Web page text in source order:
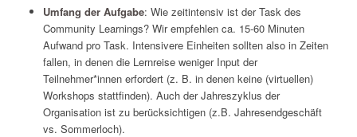
Umfang der Aufgabe: Wie zeitintensiv ist der Task des
Community Learnings? Wir empfehlen ca. 15-60 Minuten
Aufwand pro Task. Intensivere Einheiten sollten also in Zeiten
fallen, in denen die Lernreise weniger Input der
Teilnehmer*innen erfordert (z. B. in denen keine (virtuellen)
Workshops stattfinden). Auch der Jahreszyklus der
Organisation ist zu berücksichtigen (z.B. Jahresendgeschäft
vs. Sommerloch).